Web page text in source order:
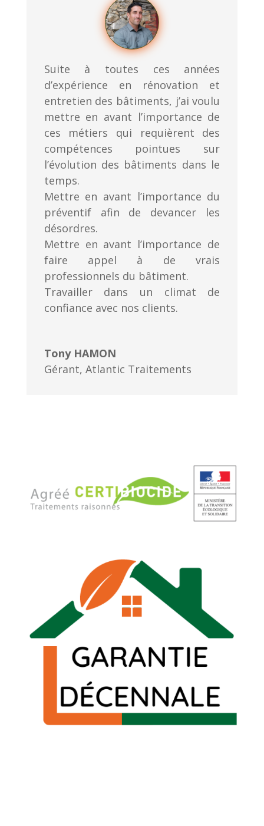
Suite à toutes ces années
d’expérience en rénovation et
entretien des bâtiments, j’ai voulu
mettre en avant l’importance de
ces métiers qui requièrent des
compétences pointues sur
l’évolution des bâtiments dans le
temps.
Mettre en avant l’importance du
préventif afin de devancer les
désordres.
Mettre en avant l’importance de
faire appel à de vrais
professionnels du bâtiment.
Travailler dans un climat de
confiance avec nos clients.
Tony HAMON
Gérant, Atlantic Traitements